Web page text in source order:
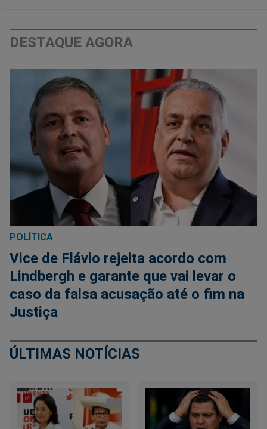
DESTAQUE AGORA
POLÍTICA
Vice de Flávio rejeita acordo com
Lindbergh e garante que vai levar o
caso da falsa acusação até o fim na
Justiça
ÚLTIMAS NOTÍCIAS